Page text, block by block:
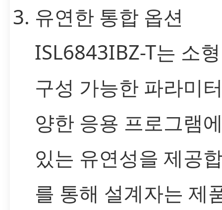
유연한 통합 옵션
ISL6843IBZ-T는 소
구성 가능한 파라미
양한 응용 프로그램
있는 유연성을 제공
를 통해 설계자는 제